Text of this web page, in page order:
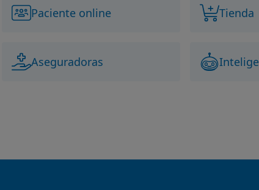
Paciente online Tienda
Aseguradoras